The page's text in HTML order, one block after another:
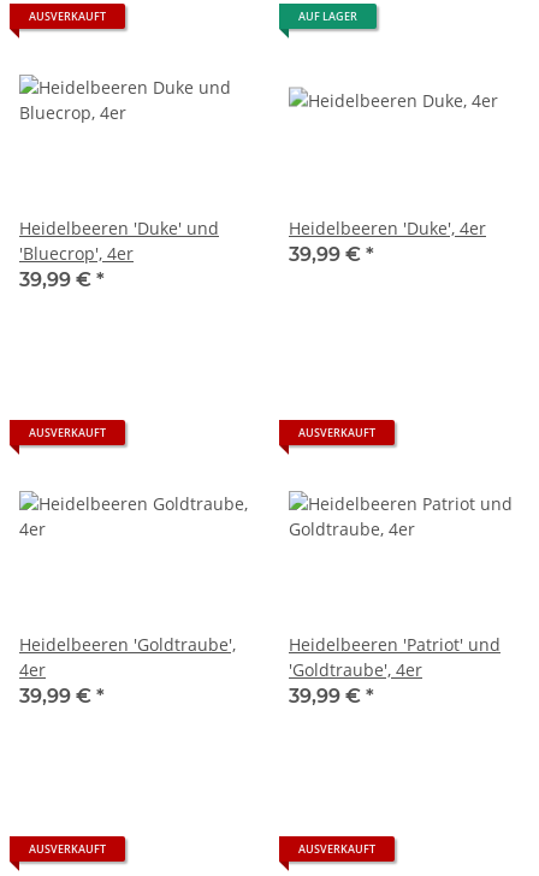
AUSVERKAUFT
Heidelbeeren 'Duke' und
'Bluecrop', 4er
39,99 € *
AUF LAGER
Heidelbeeren 'Duke', 4er
39,99 € *
AUSVERKAUFT
Heidelbeeren 'Goldtraube',
4er
39,99 € *
AUSVERKAUFT
Heidelbeeren 'Patriot' und
'Goldtraube', 4er
39,99 € *
AUSVERKAUFT AUSVERKAUFT